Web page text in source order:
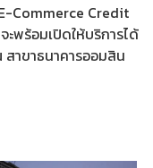
Commerce Credit
พร้อมเปิดให้บริการได้
าขาธนาคารออมสิน